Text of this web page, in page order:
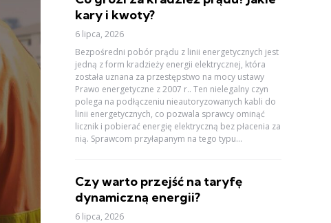
kary i kwoty?
6 lipca, 2026
Bezpośredni pobór prądu z linii energetycznych jest
jedną z form kradzieży energii elektrycznej, która
została uznana za przestępstwo na mocy ustawy
Prawo energetyczne z 2007 r.. Ten nielegalny czyn
polega na podłączeniu nieautoryzowanych kabli do
linii energetycznych, co pozwala sprawcy ominąć
licznik i pobierać energię elektryczną bez płacenia za
nią. Sprawcom przyłapanym na tego typu...
Czy warto przejść na taryfę
dynamiczną energii?
6 lipca, 2026